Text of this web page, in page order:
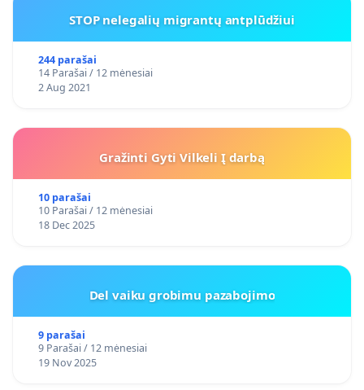
STOP nelegalių migrantų antplūdžiui
244 parašai
14 Parašai / 12 mėnesiai
2 Aug 2021
Gražinti Gyti Vilkeli Į darbą
10 parašai
10 Parašai / 12 mėnesiai
18 Dec 2025
Del vaiku grobimu pazabojimo
9 parašai
9 Parašai / 12 mėnesiai
19 Nov 2025